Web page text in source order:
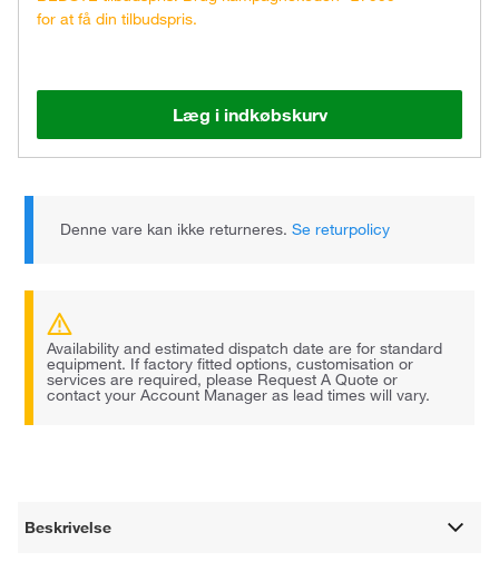
for at få din tilbudspris.
Læg i indkøbskurv
Denne vare kan ikke returneres.Se returpolicy
Availability and estimated dispatch date are for standard
equipment. If factory fitted options, customisation or
services are required, please Request A Quote or
contact your Account Manager as lead times will vary.
Beskrivelse